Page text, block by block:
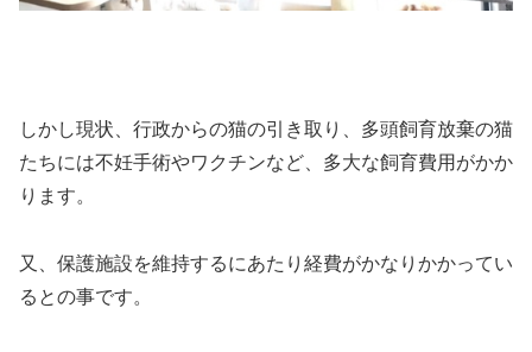
しかし現状、行政からの猫の引き取り、多頭飼育放棄の猫
たちには不妊手術やワクチンなど、多大な飼育費用がかか
ります。
又、保護施設を維持するにあたり経費がかなりかかってい
るとの事です。